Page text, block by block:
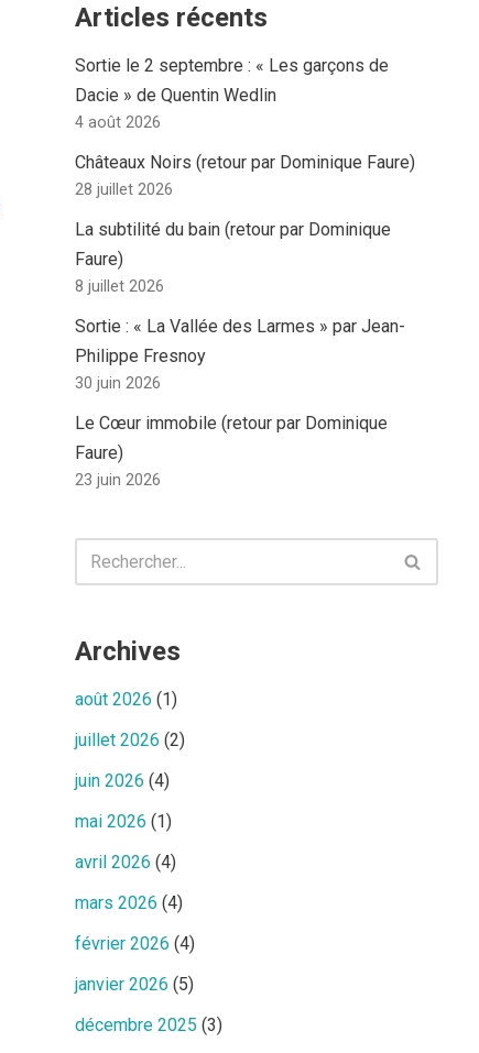
Articles récents
Sortie le 2 septembre : « Les garçons de
Dacie » de Quentin Wedlin
4 août 2026
Châteaux Noirs (retour par Dominique Faure)
28 juillet 2026
La subtilité du bain (retour par Dominique
Faure)
8 juillet 2026
Sortie : « La Vallée des Larmes » par Jean-
Philippe Fresnoy
30 juin 2026
Le Cœur immobile (retour par Dominique
Faure)
23 juin 2026
Archives
août 2026 (1)
juillet 2026 (2)
juin 2026 (4)
mai 2026 (1)
avril 2026 (4)
mars 2026 (4)
février 2026 (4)
janvier 2026 (5)
décembre 2025 (3)